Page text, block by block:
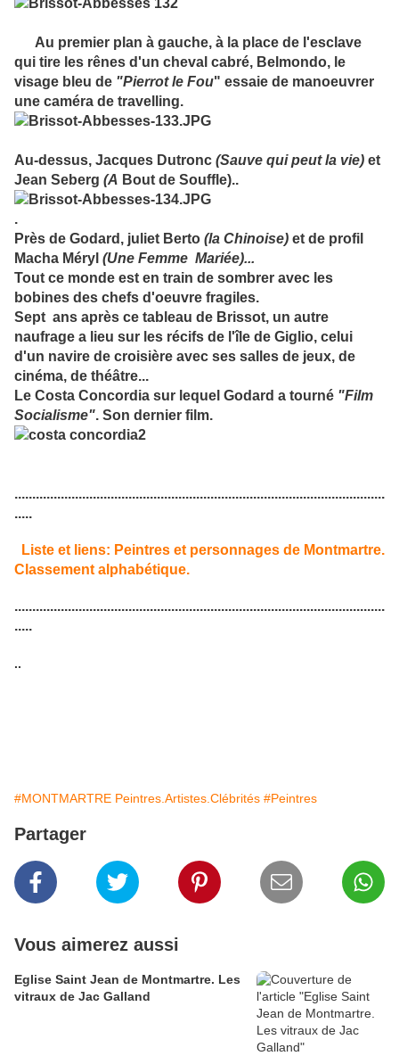
Au premier plan à gauche, à la place de l'esclave
qui tire les rênes d'un cheval cabré, Belmondo, le
visage bleu de "Pierrot le Fou" essaie de manoeuvrer
une caméra de travelling.
Au-dessus, Jacques Dutronc (Sauve qui peut la vie) et
Jean Seberg (A Bout de Souffle)..
.
Près de Godard, juliet Berto (la Chinoise) et de profil
Macha Méryl (Une Femme Mariée)...
Tout ce monde est en train de sombrer avec les
bobines des chefs d'oeuvre fragiles.
Sept ans après ce tableau de Brissot, un autre
naufrage a lieu sur les récifs de l'île de Giglio, celui
d'un navire de croisière avec ses salles de jeux, de
cinéma, de théâtre...
Le Costa Concordia sur lequel Godard a tourné "Film
Socialisme". Son dernier film.
........................................................................................................
.....
Liste et liens: Peintres et personnages de Montmartre.
Classement alphabétique.
........................................................................................................
.....
..
#MONTMARTRE Peintres.Artistes.Clébrités #Peintres
Partager
Vous aimerez aussi
Eglise Saint Jean de Montmartre. Les
vitraux de Jac Galland